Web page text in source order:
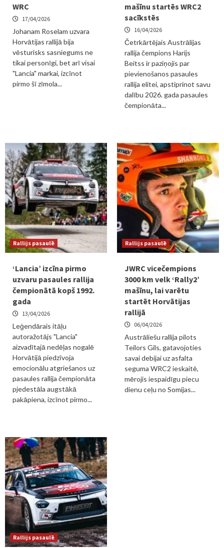
WRC
17/04/2026
Johanam Roselam uzvara
Horvātijas rallijā bija
vēsturisks sasniegums ne
tikai personīgi, bet arī visai
"Lancia" markai, izcīnot
pirmo šī zīmola...
mašīnu startēs WRC2
sacīkstēs
16/04/2026
Četrkārtējais Austrālijas
rallija čempions Harijs
Beitss ir paziņojis par
pievienošanos pasaules
rallija elitei, apstiprinot savu
dalību 2026. gada pasaules
čempionāta...
Rallijs pasaulē
‘Lancia’ izcīna pirmo
uzvaru pasaules rallija
čempionātā kopš 1992.
gada
13/04/2026
Leģendārais itāļu
autoražotājs "Lancia"
aizvadītajā nedēļas nogalē
Horvātijā piedzīvoja
emocionālu atgriešanos uz
pasaules rallija čempionāta
pjedestāla augstākā
pakāpiena, izcīnot pirmo...
Rallijs pasaulē
JWRC vicečempions
3000 km velk ‘Rally2’
mašīnu, lai varētu
startēt Horvātijas
rallijā
06/04/2026
Austrāliešu rallija pilots
Teilors Gils, gatavojoties
savai debijai uz asfalta
seguma WRC2 ieskaitē,
mērojis iespaidīgu piecu
dienu ceļu no Somijas...
Rallijs pasaulē